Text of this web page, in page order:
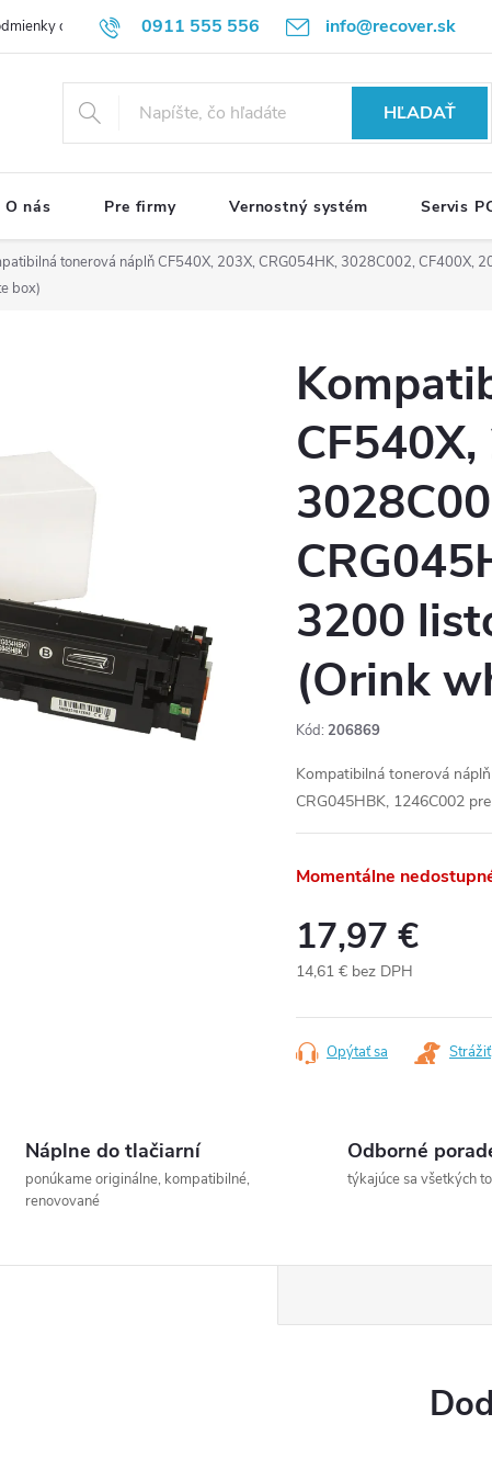
0911 555 556 info@recover.sk
ochrany osobných údajov Formulár na odstúpenie od zmluvy
HĽADAŤ
O nás Pre firmy Vernostný systém Servis
tonerová náplň CF540X, 203X, CRG054HK, 3028C002, CF400X,
box)
3200
(Orink
Kód: 206869
Kompatibilná tonerová
CRG045HBK, 1246C002
Momentálne
17,97 €
14,61 € bez DPH
cena:
Opýtať sa Strážiť
Náplne do tlačiarní
ponúkame originálne, kompatibilné,
renovované
Odborné
týkajúce sa všetkých